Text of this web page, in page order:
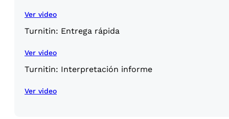
Ver video
Turnitin: Entrega rápida
Ver video
Turnitin: Interpretación informe
Ver video